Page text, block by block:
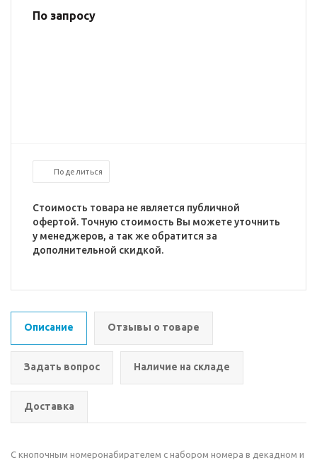
По запросу
Поделиться
Стоимость товара не является публичной
офертой. Точную стоимость Вы можете уточнить
у менеджеров, а так же обратится за
дополнительной скидкой.
Описание Отзывы о товаре
Задать вопрос Наличие на складе
Доставка
С кнопочным номеронабирателем с набором номера в декадном и